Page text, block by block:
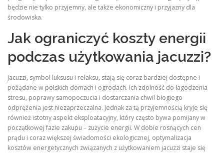
będzie nie tylko przyjemny, ale także ekonomiczny i przyjazny dla
środowiska.
Jak ograniczyć koszty energii
podczas użytkowania jacuzzi?
Jacuzzi, symbol luksusu i relaksu, stają się coraz bardziej dostępne i
pożądane w polskich domach i ogrodach. Ich zdolność do łagodzenia
stresu, poprawy samopoczucia i dostarczania chwil błogiego
odprężenia jest niezaprzeczalna. Jednak za tą przyjemnością kryje się
również istotny aspekt eksploatacyjny, który często bywa pomijany w
początkowej fazie zakupu – zużycie energii. W dobie rosnących cen
prądu i coraz większej świadomości ekologicznej, optymalizacja
kosztów energetycznych związanych z użytkowaniem jacuzzi staje się